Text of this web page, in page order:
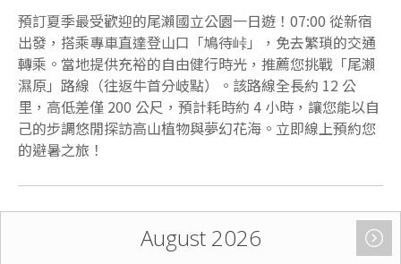
預訂夏季最受歡迎的尾瀨國立公園一日遊！07:00 從新宿
出發，搭乘專車直達登山口「鳩待峠」，免去繁瑣的交通
轉乘。當地提供充裕的自由健行時光，推薦您挑戰「尾瀨
濕原」路線（往返牛首分岐點）。該路線全長約 12 公
里，高低差僅 200 公尺，預計耗時約 4 小時，讓您能以自
己的步調悠閒探訪高山植物與夢幻花海。立即線上預約您
的避暑之旅！
August 2026